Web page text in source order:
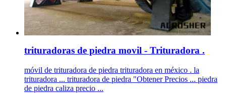
trituradoras de piedra movil - Trituradora .
móvil de trituradora de piedra trituradora en méxico . la
trituradora ... trituradora de piedra "Obtener Precios ... piedra
de piedra caliza precio ...